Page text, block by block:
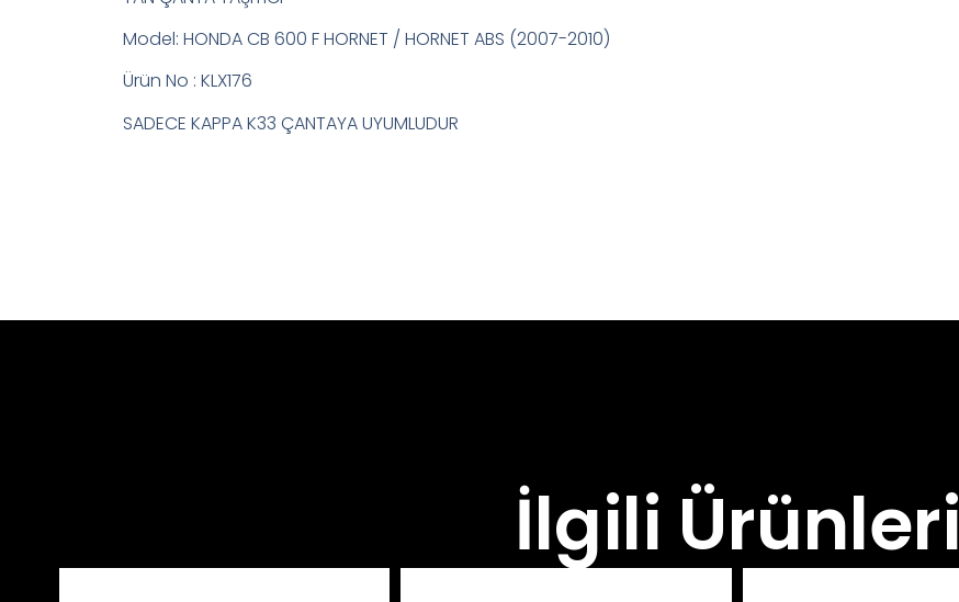
Model: HONDA CB 600 F HORNET / HORNET ABS (2007-2010)
Ürün No : KLX176
SADECE KAPPA K33 ÇANTAYA UYUMLUDUR
İlgili Ürünleri